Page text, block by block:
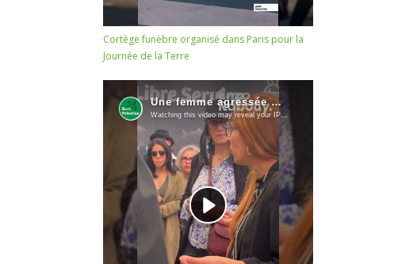
Cortège funèbre organisé dans Paris pour la
Journée de la Terre